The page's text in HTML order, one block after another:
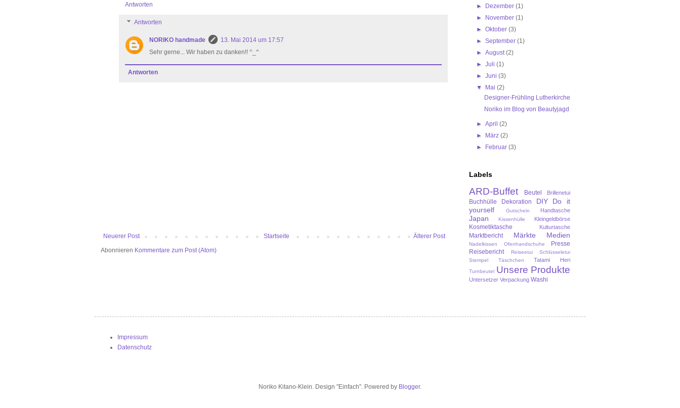
Antworten
Antworten
NORIKO handmade
13. Mai 2014 um 17:57
Sehr gerne... Wir haben zu danken!! ^_^
Antworten
Neuerer Post Älterer Post
Startseite
Abonnieren Kommentare zum Post (Atom)
► Dezember(1)
► November(1)
►Oktober(3)
►September(1)
►August(2)
►Juli(1)
►Juni(3)
▼ Mai(2)
Designer-Frühling Lutherkirche
Noriko im Blog von Beautyjagd
►April(2)
► März(2)
► Februar(3)
Labels
ARD-Buffet Beutel Brillenetui
Buchhülle Dekoration DIY
Do it
yourself
Gutschein Handtasche
Japan Kissenhülle Kleingeldbörse
Kosmetiktasche Kulturtasche
Marktbericht Märkte Medien
Nadelkissen Ofenhandschuhe
Presse
Reisebericht
Reiseetui
Schlüsseletui
Stempel
Täschchen Tatami Heri
Turnbeutel Unsere Produkte
Untersetzer Verpackung Washi
Impressum
Datenschutz
Noriko Kitano-Klein. Design "Einfach". Powered by Blogger.